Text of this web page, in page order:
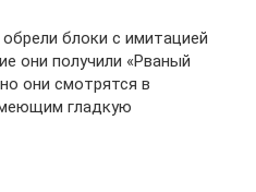
блоки с имитацией
они получили «Рваный
они смотрятся в
гладкую